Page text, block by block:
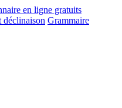
déclinaison Grammaire